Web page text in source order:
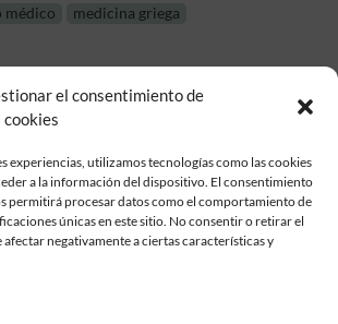
el consentimiento de
cookies
experiencias, utilizamos tecnologías como las cookies
a la información del dispositivo. El consentimiento
permitirá procesar datos como el comportamiento de
únicas en este sitio. No consentir o retirar el
negativamente a ciertas características y
médico medicina griega
Pastor de Estudios Clásicos
Serrano, 107. Madrid, 28006.
915617236
reservados © Fundación Pastor. Sitio web